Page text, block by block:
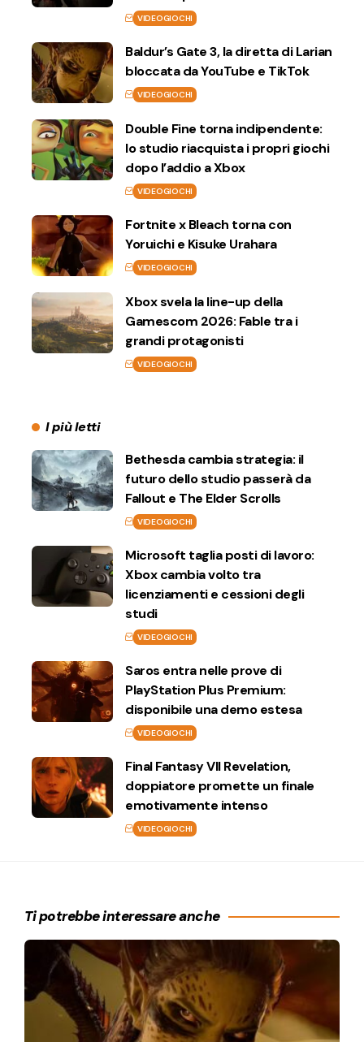
VIDEOGIOCHI
Baldur’s Gate 3, la diretta di Larian
bloccata da YouTube e TikTok
VIDEOGIOCHI
Double Fine torna indipendente:
lo studio riacquista i propri giochi
dopo l’addio a Xbox
VIDEOGIOCHI
Fortnite x Bleach torna con
Yoruichi e Kisuke Urahara
VIDEOGIOCHI
Xbox svela la line-up della
Gamescom 2026: Fable tra i
grandi protagonisti
VIDEOGIOCHI
I più letti
Bethesda cambia strategia: il
futuro dello studio passerà da
Fallout e The Elder Scrolls
VIDEOGIOCHI
Microsoft taglia posti di lavoro:
Xbox cambia volto tra
licenziamenti e cessioni degli
studi
VIDEOGIOCHI
Saros entra nelle prove di
PlayStation Plus Premium:
disponibile una demo estesa
VIDEOGIOCHI
Final Fantasy VII Revelation,
doppiatore promette un finale
emotivamente intenso
VIDEOGIOCHI
Ti potrebbe interessare anche